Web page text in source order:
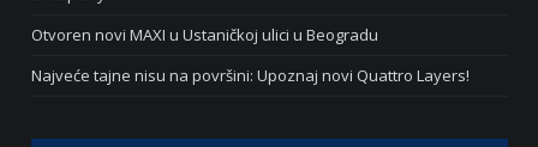
Otvoren novi MAXI u Ustaničkoj ulici u Beogradu
Najveće tajne nisu na površini: Upoznaj novi Quattro Layers!